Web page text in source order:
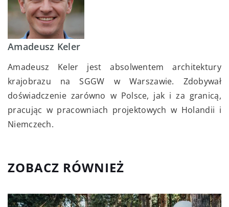
Amadeusz Keler
Amadeusz Keler jest absolwentem architektury
krajobrazu na SGGW w Warszawie. Zdobywał
doświadczenie zarówno w Polsce, jak i za granicą,
pracując w pracowniach projektowych w Holandii i
Niemczech.
ZOBACZ RÓWNIEŻ